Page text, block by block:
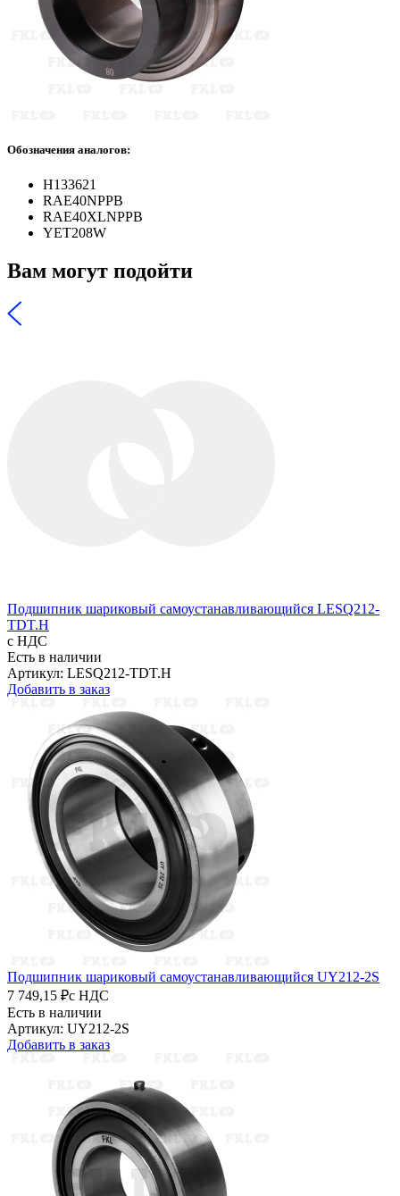
Обозначения аналогов:
H133621
RAE40NPPB
RAE40XLNPPB
YET208W
Вам могут подойти
Подшипник шариковый самоустанавливающийся LESQ212-
TDT.H
с НДС
Есть в наличии
Артикул: LESQ212-TDT.H
Добавить в заказ
Подшипник шариковый самоустанавливающийся UY212-2S
7 749,15 ₽с НДС
Есть в наличии
Артикул: UY212-2S
Добавить в заказ